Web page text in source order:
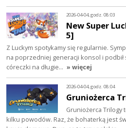
2026-04-04, godz. 08:03
New Super
5]
Z Luckym spotykamy się regularnie.
na poprzedniej generacji konsol i podbił
córeczki na długie… » więcej
2026-04-04, godz. 08:04
Gruniożerca
Gruniożerca Trilogy
kilku powodów. Raz, że bohaterką jest